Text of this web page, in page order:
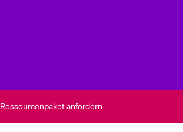
Ressourcenpaket anfordern